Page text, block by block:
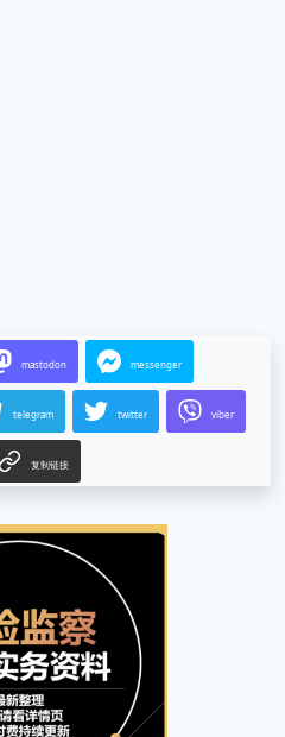
mastodon messenger
telegram twitter viber
复制链接